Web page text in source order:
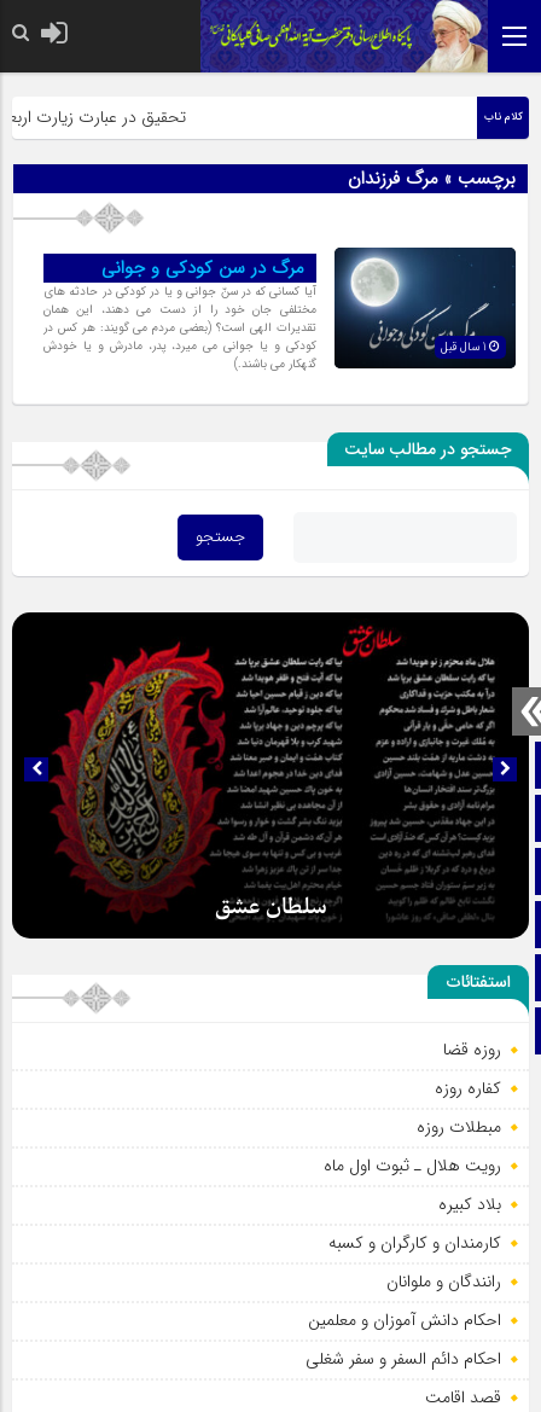
صفحه نخست
تماس با ما
آپارات
اینستاگرام
کلام ناب تحقیق در عبارت زیارت
برچسب » مرگ فرزندان
مرگ در سن کودکی و جوانی
آیا کسانى که در سنّ جوانى و یا در کودکى در حادثه هاى
مختلفى جان خود را از دست مى دهند، این همان
تقدیرات الهى است؟ (بعضى مردم مى گویند: هر کس در
کودکى و یا جوانى مى میرد، پدر، مادرش و یا خودش
گنهکار مى باشند.)
جستجو در مطالب سایت
سلطان عشق
استفتائات
روزه قضا
کفاره روزه
مبطلات روزه
رویت هلال ـ ثبوت اول ماه
بلاد کبیره
کارمندان و کارگران و کسبه
رانندگان و ملوانان
احکام دانش آموزان و معلمین
احکام دائم السفر و سفر شغلی
قصد اقامت